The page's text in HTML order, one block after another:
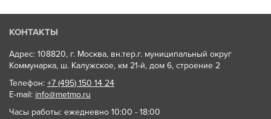
КОНТАКТЫ
Адрес: 108820, г. Москва, вн.тер.г. муниципальный округ
Коммунарка, ш. Калужское, км 21-й, дом 6, строение 2
Телефон: +7 (495) 150 14 24
E-mail: info@metmo.ru
Часы работы: ежедневно 10:00 - 18:00